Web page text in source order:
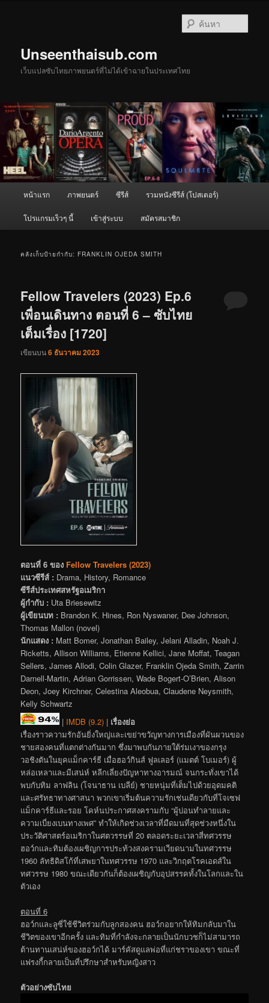
Unseenthaisub.com
เว็บแปลซับไทยภาพยนตร์ที่ไม่ได้เข้าฉายในประเทศไทย
หน้าแรก ภาพยนตร์ ซีรีส์ รวมหนังซีรีส์ (โปสเตอร์)
โปรแกรมเร็วๆ นี้ เข้าสู่ระบบ สมัครสมาชิก
คลังเก็บป้ายกำกับ: FRANKLIN OJEDA SMITH
Fellow Travelers (2023) Ep.6
เพื่อนเดินทาง ตอนที่ 6 – ซับไทย
เต็มเรื่อง [1720]
เขียนบน6 ธันวาคม 2023
ตอนที่ 6 ของ Fellow Travelers (2023)
แนวซีรีส์ : Drama, History, Romance
ซีรีส์ประเทศสหรัฐอเมริกา
ผู้กำกับ : Uta Briesewitz
ผู้เขียนบท : Brandon K. Hines, Ron Nyswaner, Dee Johnson,
Thomas Mallon (novel)
นักแสดง : Matt Bomer, Jonathan Bailey, Jelani Alladin, Noah J.
Ricketts, Allison Williams, Etienne Kellici, Jane Moffat, Teagan
Sellers, James Allodi, Colin Glazer, Franklin Ojeda Smith, Zarrin
Darnell-Martin, Adrian Gorrissen, Wade Bogert-O’Brien, Alison
Deon, Joey Kirchner, Celestina Aleobua, Claudene Neysmith,
Kelly Schwartz
| IMDB (9.2) | เรื่องย่อ
เรื่องราวความรักอันยิ่งใหญ่และเขย่าขวัญทางการเมืองที่ผันผวนของ
ชายสองคนที่แตกต่างกันมาก ซึ่งมาพบกันภายใต้ร่มเงาของกรุง
วอชิงตันในยุคแม็กคาร์ธี เมื่อฮอว์กินส์ ฟูลเลอร์ (แมตต์ โบเมอร์) ผู้
หล่อเหลาและมีเสน่ห์ หลีกเลี่ยงปัญหาทางอารมณ์ จนกระทั่งเขาได้
พบกับทิม ลาฟลิน (โจนาธาน เบลีย์) ชายหนุ่มที่เต็มไปด้วยอุดมคติ
และศรัทธาทางศาสนา พวกเขาเริ่มต้นความรักเช่นเดียวกับที่โจเซฟ
แม็กคาร์ธีและรอย โคห์นประกาศสงครามกับ “ผู้บ่อนทำลายและ
ความเบี่ยงเบนทางเพศ” ทำให้เกิดช่วงเวลาที่มืดมนที่สุดช่วงหนึ่งใน
ประวัติศาสตร์อเมริกาในศตวรรษที่ 20 ตลอดระยะเวลาสี่ทศวรรษ
ฮอว์กและทิมต้องเผชิญการประท้วงสงครามเวียดนามในทศวรรษ
1960 ลัทธิดิสโก้ที่เสพยาในทศวรรษ 1970 และวิกฤตโรคเอดส์ใน
ทศวรรษ 1980 ขณะเดียวกันก็ต้องเผชิญกับอุปสรรคทั้งในโลกและใน
ตัวเอง
ตอนที่ 6
ฮอว์กและลูซี่ใช้ชีวิตร่วมกับลูกสองคน ฮอว์กอยากให้ทิมกลับมาใน
ชีวิตของเขาอีกครั้ง และทิมที่กำลังจะกลายเป็นนักบวชก็ไม่สามารถ
ต้านทานเสน่ห์ของฮอว์กได้ มาร์คัสดูแลพ่อที่แก่ชราของเขา ขณะที่
แฟรงกี้กลายเป็นที่ปรึกษาสำหรับหญิงสาว
ตัวอย่างซับไทย